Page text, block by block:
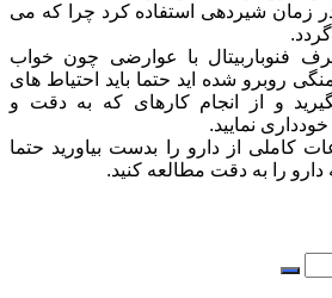
در زمان شیردهی استفاده کرد چرا که می
فنوباربیتال با عوارضی چون خواب
روبرو شده اید حتما باید احتیاط های
و از انجام کارهای که به دقت و
نمایید.
کاملی از دارو را بدست بیاورید حتما
را به دقت مطالعه کنید.